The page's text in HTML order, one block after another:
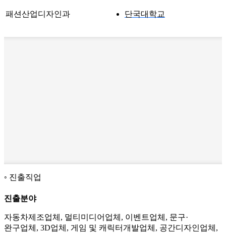
패션산업디자인과 단국대학교
진출직업
진출분야
자동차제조업체, 멀티미디어업체, 이벤트업체, 문구·
완구업체, 3D업체, 게임 및 캐릭터개발업체, 공간디자인업체,